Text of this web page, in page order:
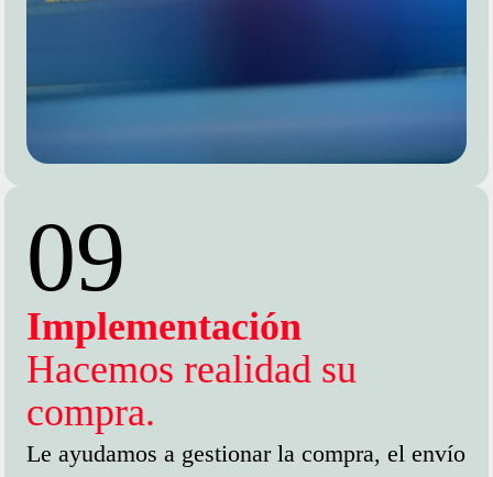
09
Implementación
Hacemos realidad su
compra.
Le ayudamos a gestionar la compra, el envío